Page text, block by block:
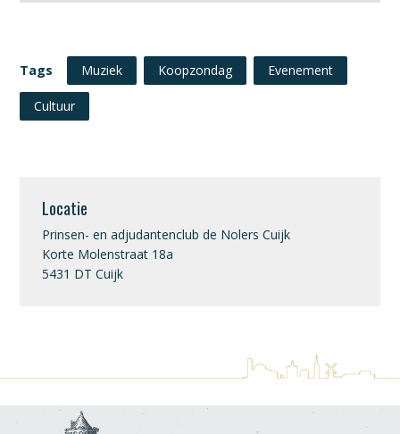
Tags Muziek Koopzondag Evenement
Cultuur
Locatie
Prinsen- en adjudantenclub de Nolers Cuijk
Korte Molenstraat 18a
5431 DT Cuijk